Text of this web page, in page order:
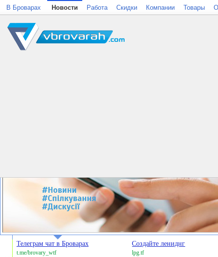
Телеграм чат в Броварах
t.me/brovary_wtf
Создайте лениднг
lpg.tf
В Броварах Новости Работа Скидки Компании Товары